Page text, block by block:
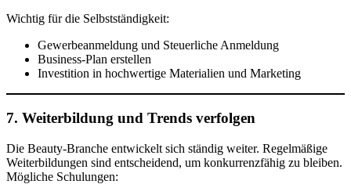
Wichtig für die Selbstständigkeit:
Gewerbeanmeldung und Steuerliche Anmeldung
Business-Plan erstellen
Investition in hochwertige Materialien und Marketing
7. Weiterbildung und Trends verfolgen
Die Beauty-Branche entwickelt sich ständig weiter. Regelmäßige
Weiterbildungen sind entscheidend, um konkurrenzfähig zu bleiben.
Mögliche Schulungen: